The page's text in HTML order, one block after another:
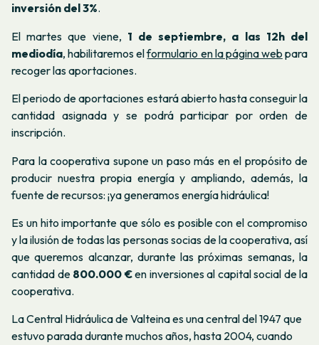
inversión del 3%.
El martes que viene, 1 de septiembre, a las 12h del
mediodía, habilitaremos elformulario en la página web para
recoger las aportaciones.
El periodo de aportaciones estará abierto hasta conseguir la
cantidad asignada y se podrá participar por orden de
inscripción.
Para la cooperativa supone un paso más en el propósito de
producir nuestra propia energía y ampliando, además, la
fuente de recursos: ¡ya generamos energía hidráulica!
Es un hito importante que sólo es posible con el compromiso
y la ilusión de todas las personas socias de la cooperativa, así
que queremos alcanzar, durante las próximas semanas, la
cantidad de 800.000 €en inversiones al capital social de la
cooperativa.
La Central Hidráulica de Valteina es una central del 1947 que
estuvo parada durante muchos años, hasta 2004, cuando